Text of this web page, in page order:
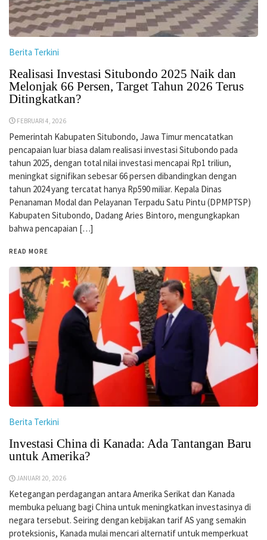
Berita Terkini
Realisasi Investasi Situbondo 2025 Naik dan
Melonjak 66 Persen, Target Tahun 2026 Terus
Ditingkatkan?
FEBRUARI 4, 2026
Pemerintah Kabupaten Situbondo, Jawa Timur mencatatkan
pencapaian luar biasa dalam realisasi investasi Situbondo pada
tahun 2025, dengan total nilai investasi mencapai Rp1 triliun,
meningkat signifikan sebesar 66 persen dibandingkan dengan
tahun 2024 yang tercatat hanya Rp590 miliar. Kepala Dinas
Penanaman Modal dan Pelayanan Terpadu Satu Pintu (DPMPTSP)
Kabupaten Situbondo, Dadang Aries Bintoro, mengungkapkan
bahwa pencapaian […]
READ MORE
Berita Terkini
Investasi China di Kanada: Ada Tantangan Baru
untuk Amerika?
JANUARI 20, 2026
Ketegangan perdagangan antara Amerika Serikat dan Kanada
membuka peluang bagi China untuk meningkatkan investasinya di
negara tersebut. Seiring dengan kebijakan tarif AS yang semakin
proteksionis, Kanada mulai mencari alternatif untuk memperkuat